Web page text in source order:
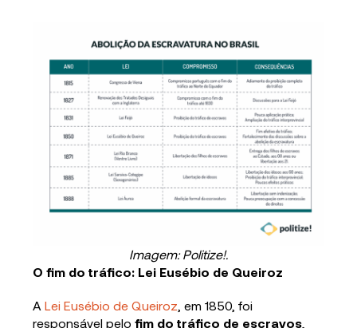
Imagem: Politize!.
O fim do tráfico: Lei Eusébio de Queiroz
ALei Eusébio de Queiroz , em 1850, foi
responsável pelo fim do tráfico de escravos